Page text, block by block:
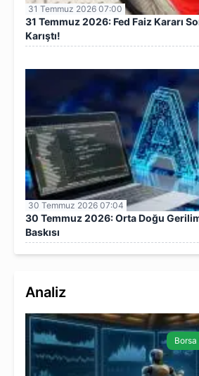
31 Temmuz 2026 07:00
31 Temmuz 2026: Fed Faiz Kararı
Karıştı!
30 Temmuz 2026 07:04
30 Temmuz 2026: Orta Doğu
Baskısı
Analiz
Borsa